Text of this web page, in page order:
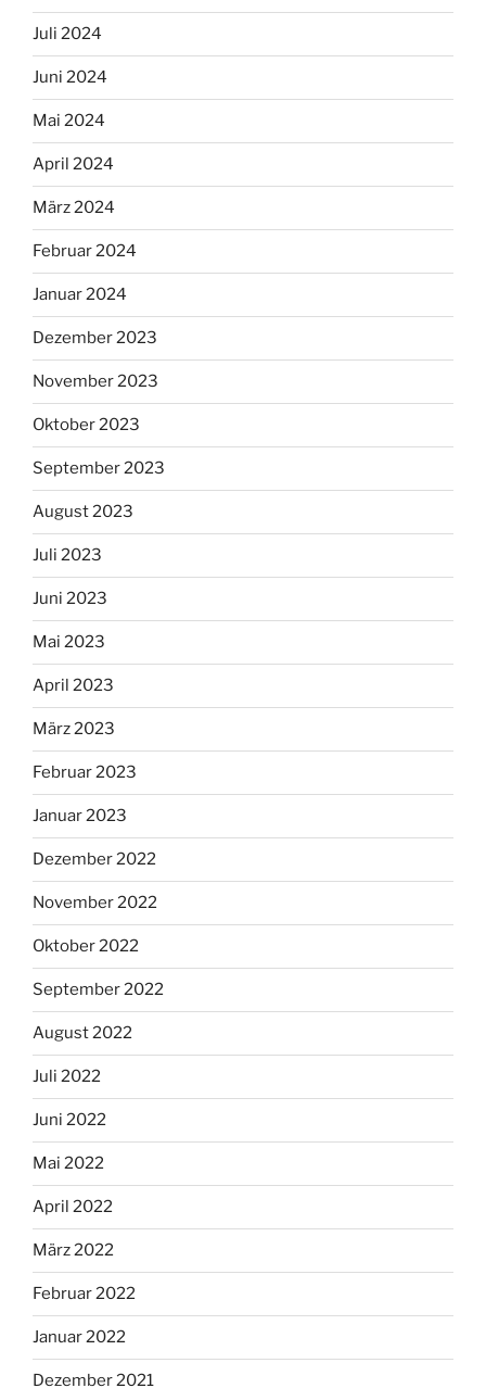
Juli 2024
Juni 2024
Mai 2024
April 2024
März 2024
Februar 2024
Januar 2024
Dezember 2023
November 2023
Oktober 2023
September 2023
August 2023
Juli 2023
Juni 2023
Mai 2023
April 2023
März 2023
Februar 2023
Januar 2023
Dezember 2022
November 2022
Oktober 2022
September 2022
August 2022
Juli 2022
Juni 2022
Mai 2022
April 2022
März 2022
Februar 2022
Januar 2022
Dezember 2021